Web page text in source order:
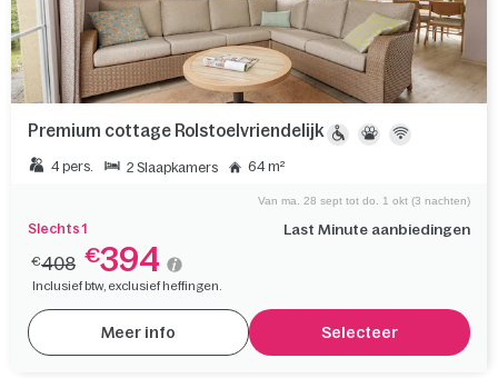
Premium cottage Rolstoelvriendelijk
4 pers. 2 Slaapkamers 64 m²
Slechts 1 Last Minute aanbiedingen
Van ma. 28 sept tot do. 1 okt (3 nachten)
€408 €394
Inclusief btw, exclusief heffingen.
Meer info Selecteer